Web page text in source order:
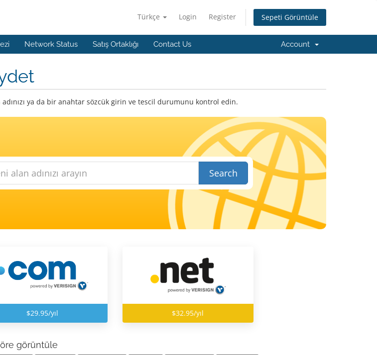
Türkçe Login Register Sepeti Görüntüle
Network Status Satış Ortaklığı Contact Us Account
adınızı ya da bir anahtar sözcük girin ve tescil durumunu kontrol edin.
Search
$29.95/yıl $32.95/yıl
görüntüle